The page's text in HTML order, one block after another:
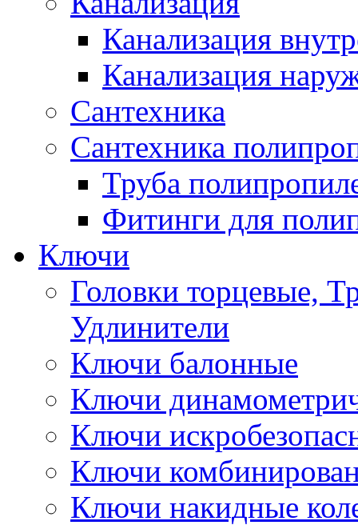
Канализация
Канализация
Сантехника
Сантехника
Труба
Фитинги для
Ключи
Головки торцевые,
Удлинители
Ключи балонные
Ключи
Ключи
Ключи
Ключи накидные